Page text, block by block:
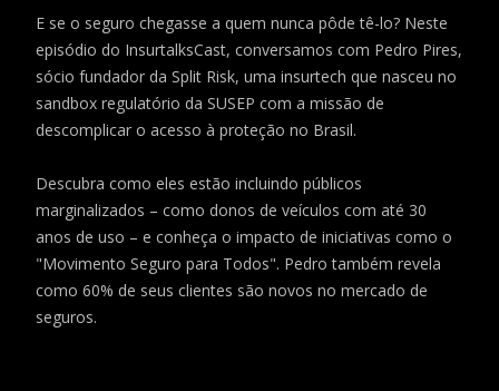
E se o seguro chegasse a quem nunca pôde tê-lo? Neste
episódio do InsurtalksCast, conversamos com Pedro Pires,
sócio fundador da Split Risk, uma insurtech que nasceu no
sandbox regulatório da SUSEP com a missão de
descomplicar o acesso à proteção no Brasil.
Descubra como eles estão incluindo públicos
marginalizados – como donos de veículos com até 30
anos de uso – e conheça o impacto de iniciativas como o
"Movimento Seguro para Todos". Pedro também revela
como 60% de seus clientes são novos no mercado de
seguros.